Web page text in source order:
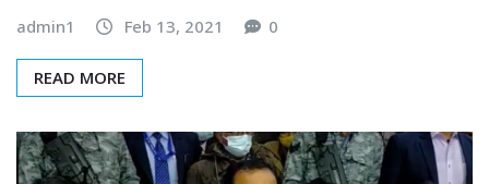
admin1 Feb 13, 2021 0
READ MORE